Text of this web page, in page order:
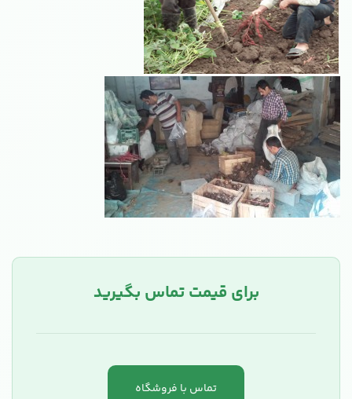
برای قیمت تماس بگیرید
تماس با فروشگاه